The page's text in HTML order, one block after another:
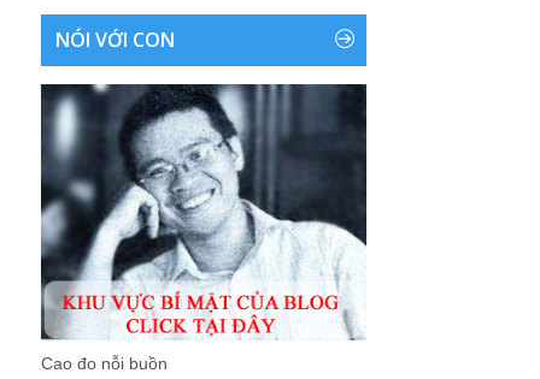
NÓI VỚI CON
Cao đo nỗi buồn